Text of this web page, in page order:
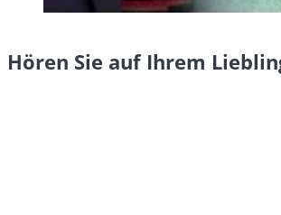
Hören Sie auf Ihrem